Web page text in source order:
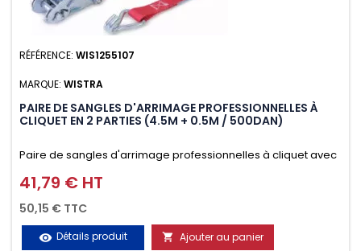
RÉFÉRENCE: WIS1255107
MARQUE: WISTRA
PAIRE DE SANGLES D'ARRIMAGE PROFESSIONNELLES À
CLIQUET EN 2 PARTIES (4.5M + 0.5M / 500DAN)
Paire de sangles d'arrimage professionnelles à cliquet avec
crochet en 2 parties (4.5M + 0.5M / 500daN), simple et rapide
d'utilisation. Permet d'arrimer et de sécuriser vos
chargements pendant le transport. Matière polyester très
Prix
41,79 € HT
50,15 € TTC
visibility Détails produit  Ajouter au panier